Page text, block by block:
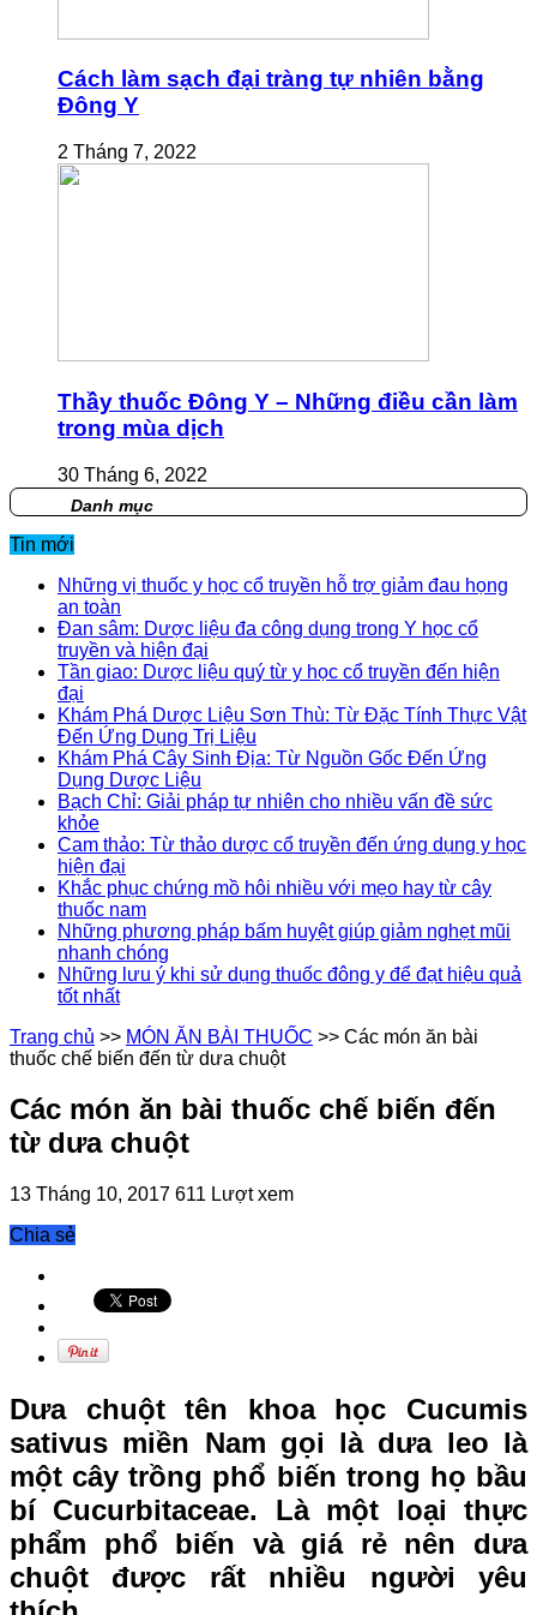
Cách làm sạch đại tràng tự nhiên bằng
Đông Y
2 Tháng 7, 2022
Thầy thuốc Đông Y – Những điều cần làm
trong mùa dịch
30 Tháng 6, 2022
Danh mục
Tin mới
Những vị thuốc y học cổ truyền hỗ trợ giảm đau họng
an toàn
Đan sâm: Dược liệu đa công dụng trong Y học cổ
truyền và hiện đại
Tần giao: Dược liệu quý từ y học cổ truyền đến hiện
đại
Khám Phá Dược Liệu Sơn Thù: Từ Đặc Tính Thực Vật
Đến Ứng Dụng Trị Liệu
Khám Phá Cây Sinh Địa: Từ Nguồn Gốc Đến Ứng
Dụng Dược Liệu
Bạch Chỉ: Giải pháp tự nhiên cho nhiều vấn đề sức
khỏe
Cam thảo: Từ thảo dược cổ truyền đến ứng dụng y học
hiện đại
Khắc phục chứng mồ hôi nhiều với mẹo hay từ cây
thuốc nam
Những phương pháp bấm huyệt giúp giảm nghẹt mũi
nhanh chóng
Những lưu ý khi sử dụng thuốc đông y để đạt hiệu quả
tốt nhất
Trang chủ >> MÓN ĂN BÀI THUỐC >> Các món ăn bài
thuốc chế biến đến từ dưa chuột
Các món ăn bài thuốc chế biến đến
từ dưa chuột
13 Tháng 10, 2017 611 Lượt xem
Chia sẻ
Dưa chuột tên khoa học Cucumis
sativus miền Nam gọi là dưa leo là
một cây trồng phổ biến trong họ bầu
bí Cucurbitaceae. Là một loại thực
phẩm phổ biến và giá rẻ nên dưa
chuột được rất nhiều người yêu